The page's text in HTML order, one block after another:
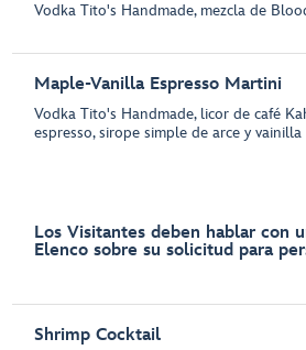
Vodka Tito's Handmade, mezcla de
Maple-Vanilla Espresso Martini
Vodka Tito's Handmade, licor de café
espresso, sirope simple de arce y vainilla
Los Visitantes deben hablar con
Elenco sobre su solicitud para
Shrimp Cocktail